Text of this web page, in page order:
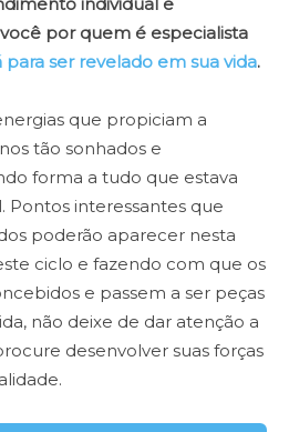
por quem é especialista
para ser revelado em sua vida.
que propiciam a
tão sonhados e
forma a tudo que estava
interessantes que
poderão aparecer nesta
ciclo e fazendo com que os
e passem a ser peças
não deixe de dar atenção a
desenvolver suas forças